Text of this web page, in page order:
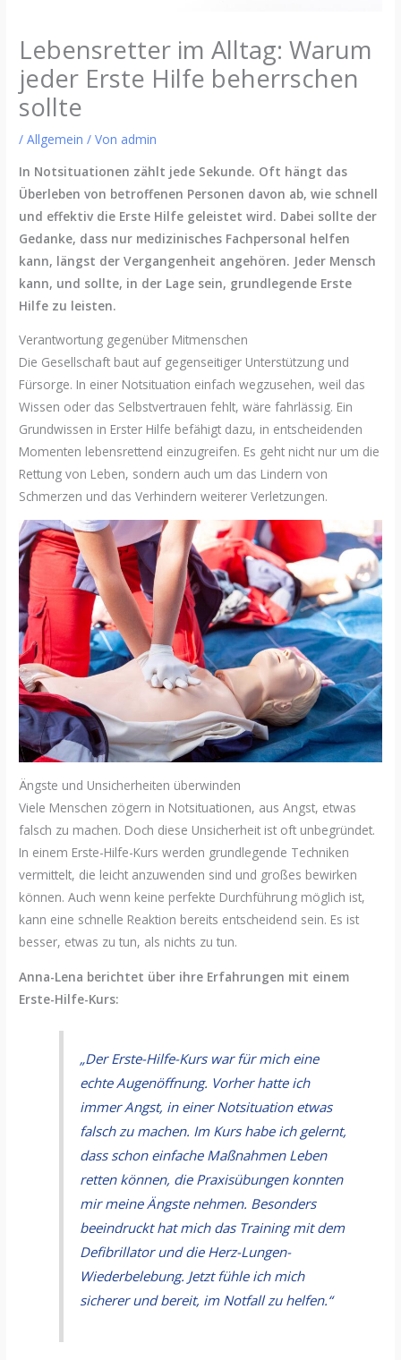
Lebensretter im Alltag: Warum
jeder Erste Hilfe beherrschen
sollte
/Allgemein / Von admin
In Notsituationen zählt jede Sekunde. Oft hängt das
Überleben von betroffenen Personen davon ab, wie schnell
und effektiv die Erste Hilfe geleistet wird. Dabei sollte der
Gedanke, dass nur medizinisches Fachpersonal helfen
kann, längst der Vergangenheit angehören. Jeder Mensch
kann, und sollte, in der Lage sein, grundlegende Erste
Hilfe zu leisten.
Verantwortung gegenüber Mitmenschen
Die Gesellschaft baut auf gegenseitiger Unterstützung und
Fürsorge. In einer Notsituation einfach wegzusehen, weil das
Wissen oder das Selbstvertrauen fehlt, wäre fahrlässig. Ein
Grundwissen in Erster Hilfe befähigt dazu, in entscheidenden
Momenten lebensrettend einzugreifen. Es geht nicht nur um die
Rettung von Leben, sondern auch um das Lindern von
Schmerzen und das Verhindern weiterer Verletzungen.
Ängste und Unsicherheiten überwinden
Viele Menschen zögern in Notsituationen, aus Angst, etwas
falsch zu machen. Doch diese Unsicherheit ist oft unbegründet.
In einem Erste-Hilfe-Kurs werden grundlegende Techniken
vermittelt, die leicht anzuwenden sind und großes bewirken
können. Auch wenn keine perfekte Durchführung möglich ist,
kann eine schnelle Reaktion bereits entscheidend sein. Es ist
besser, etwas zu tun, als nichts zu tun.
Anna-Lena berichtet über ihre Erfahrungen mit einem
Erste-Hilfe-Kurs:
„Der Erste-Hilfe-Kurs war für mich eine
echte Augenöffnung. Vorher hatte ich
immer Angst, in einer Notsituation etwas
falsch zu machen. Im Kurs habe ich gelernt,
dass schon einfache Maßnahmen Leben
retten können, die Praxisübungen konnten
mir meine Ängste nehmen. Besonders
beeindruckt hat mich das Training mit dem
Defibrillator und die Herz-Lungen-
Wiederbelebung. Jetzt fühle ich mich
sicherer und bereit, im Notfall zu helfen.“